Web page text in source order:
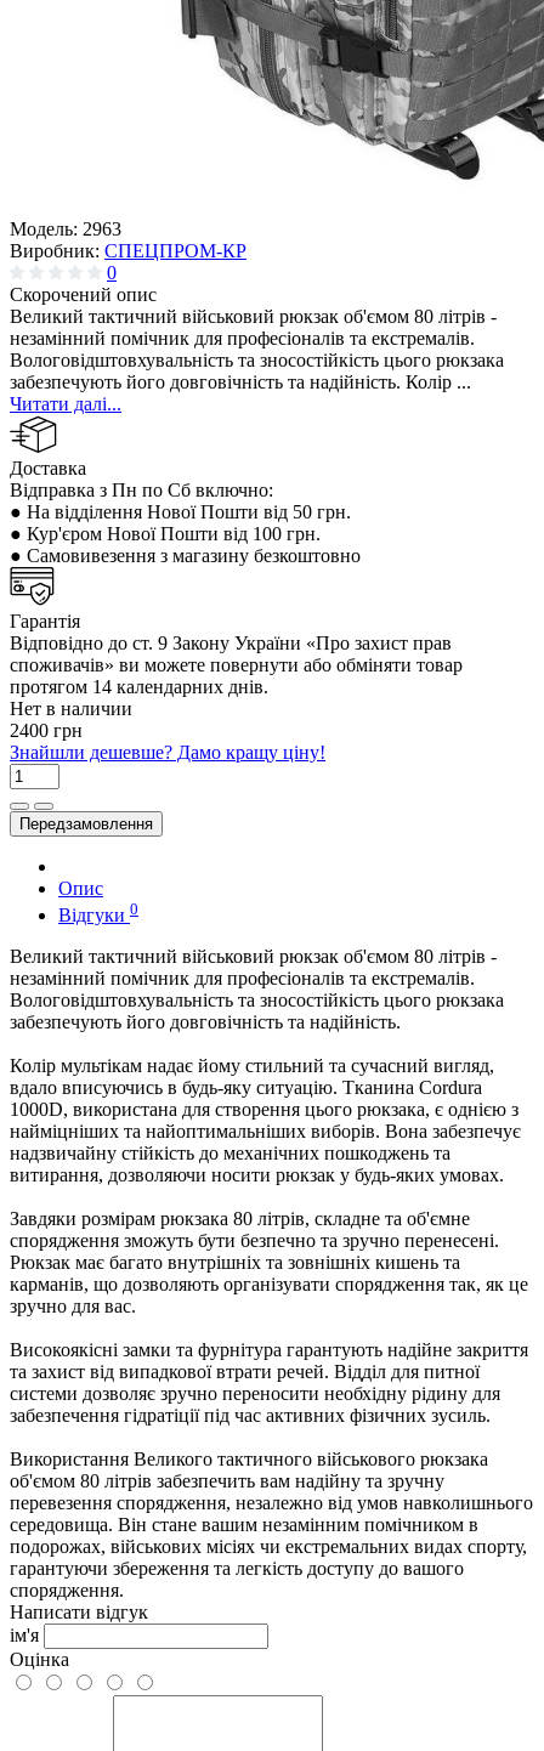
Модель: 2963
Виробник: СПЕЦПРОМ-КР
0
Скорочений опис
Великий тактичний військовий рюкзак об'ємом 80 літрів -
незамінний помічник для професіоналів та екстремалів.
Вологовідштовхувальність та зносостійкість цього рюкзака
забезпечують його довговічність та надійність. Колір ...
Читати далі...
Доставка
Відправка з Пн по Сб включно:
● На відділення Нової Пошти від 50 грн.
● Кур'єром Нової Пошти від 100 грн.
● Самовивезення з магазину безкоштовно
Гарантія
Відповідно до ст. 9 Закону України «Про захист прав
споживачів» ви можете повернути або обміняти товар
протягом 14 календарних днів.
Нет в наличии
2400 грн
Знайшли дешевше? Дамо кращу ціну!
Передзамовлення
Опис
Відгуки 0
Великий тактичний військовий рюкзак об'ємом 80 літрів -
незамінний помічник для професіоналів та екстремалів.
Вологовідштовхувальність та зносостійкість цього рюкзака
забезпечують його довговічність та надійність.
Колір мультікам надає йому стильний та сучасний вигляд,
вдало вписуючись в будь-яку ситуацію. Тканина Cordura
1000D, використана для створення цього рюкзака, є однією з
найміцніших та найоптимальніших виборів. Вона забезпечує
надзвичайну стійкість до механічних пошкоджень та
витирання, дозволяючи носити рюкзак у будь-яких умовах.
Завдяки розмірам рюкзака 80 літрів, складне та об'ємне
спорядження зможуть бути безпечно та зручно перенесені.
Рюкзак має багато внутрішніх та зовнішніх кишень та
карманів, що дозволяють організувати спорядження так, як це
зручно для вас.
Високоякісні замки та фурнітура гарантують надійне закриття
та захист від випадкової втрати речей. Відділ для питної
системи дозволяє зручно переносити необхідну рідину для
забезпечення гідратіції під час активних фізичних зусиль.
Використання Великого тактичного військового рюкзака
об'ємом 80 літрів забезпечить вам надійну та зручну
перевезення спорядження, незалежно від умов навколишнього
середовища. Він стане вашим незамінним помічником в
подорожах, військових місіях чи екстремальних видах спорту,
гарантуючи збереження та легкість доступу до вашого
спорядження.
Написати відгук
ім'я
Оцінка